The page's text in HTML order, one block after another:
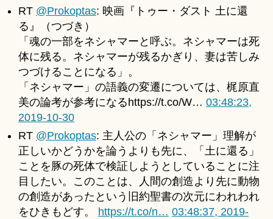
RT @Prokoptas: 映画『トゥー・ダスト 土に還
る』（つづき）
「魂の一部をネシャマーと呼ぶ。ネシャマーは死
体に残る。ネシャマーが残るかぎり、妻は苦しみ
つづけることになる」。
「ネシャマー」の語義の変遷については、梶原直
美の論考が参考になるhttps://t.co/W… 03:48:23,
2019-10-30
RT @Prokoptas: 主人公の「ネシャマー」理解が
正しいかどうかを論うよりも先に、「土に還る」
ことを豚の死体で検証しようとしていることに注
目したい。このことは、人間の創造より先に動物
の創造があったという旧約聖書の次元にわれわれ
をひきもどす。 https://t.co/n… 03:48:37, 2019-